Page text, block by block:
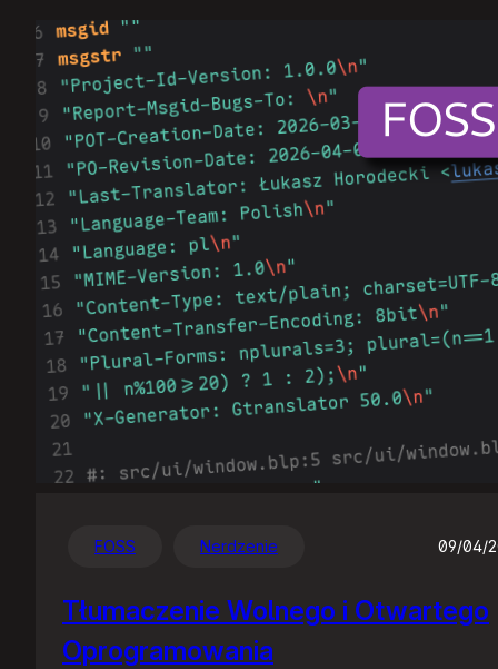
FOSS Nerdzenie 09/04/
Tłumaczenie Wolnego i Otwartego
Oprogramowania